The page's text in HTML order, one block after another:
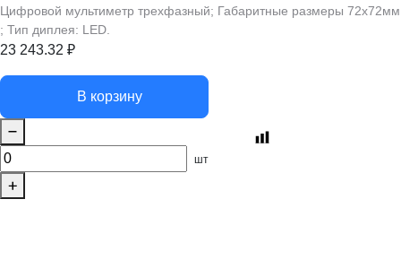
Цифровой мультиметр трехфазный; Габаритные размеры 72х72мм
; Тип диплея: LED.
23 243.32 ₽
В корзину
шт